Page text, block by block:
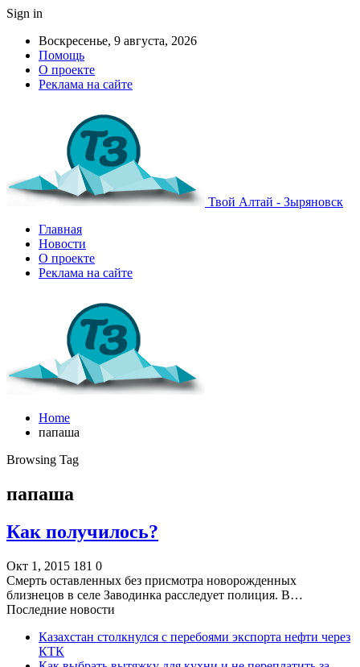
Sign in
Воскресенье, 9 августа, 2026
Помощь
О проекте
Реклама на сайте
Твой Алтай - Зыряновск
Главная
Новости
О проекте
Реклама на сайте
Home
папаша
Browsing Tag
папаша
Как получилось?
Окт 1, 2015 181 0
Смерть оставленных без присмотра новорожденных
близнецов в селе Заводинка расследует полиция. В…
Последние новости
Казахстан столкнулся с перебоями экспорта нефти через
КТК